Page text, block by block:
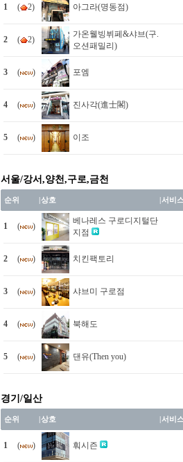
1 ( 2) 아그라(명동점)
2 ( 2)
가온웰빙뷔페&샤브(구.
오션패밀리)
3 ( ) 포엠
4 ( ) 진사각(進士閣)
5 ( ) 이조
서울/강서,양천,구로,금천
순위 |상호 |서비
1 ( )
베나레스 구로디지털단
지점
2 ( ) 치킨팩토리
3 ( ) 샤브미 구로점
4 ( ) 북해도
5 ( ) 댄유(Then you)
경기/일산
순위 |상호 |서비
1 ( ) 훠시즌